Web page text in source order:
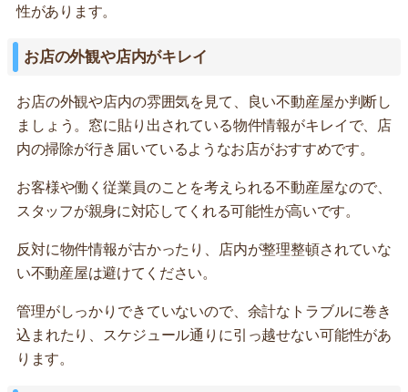
性があります。
お店の外観や店内がキレイ
お店の外観や店内の雰囲気を見て、良い不動産屋か判断し
ましょう。窓に貼り出されている物件情報がキレイで、店
内の掃除が行き届いているようなお店がおすすめです。
お客様や働く従業員のことを考えられる不動産屋なので、
スタッフが親身に対応してくれる可能性が高いです。
反対に物件情報が古かったり、店内が整理整頓されていな
い不動産屋は避けてください。
管理がしっかりできていないので、余計なトラブルに巻き
込まれたり、スケジュール通りに引っ越せない可能性があ
ります。